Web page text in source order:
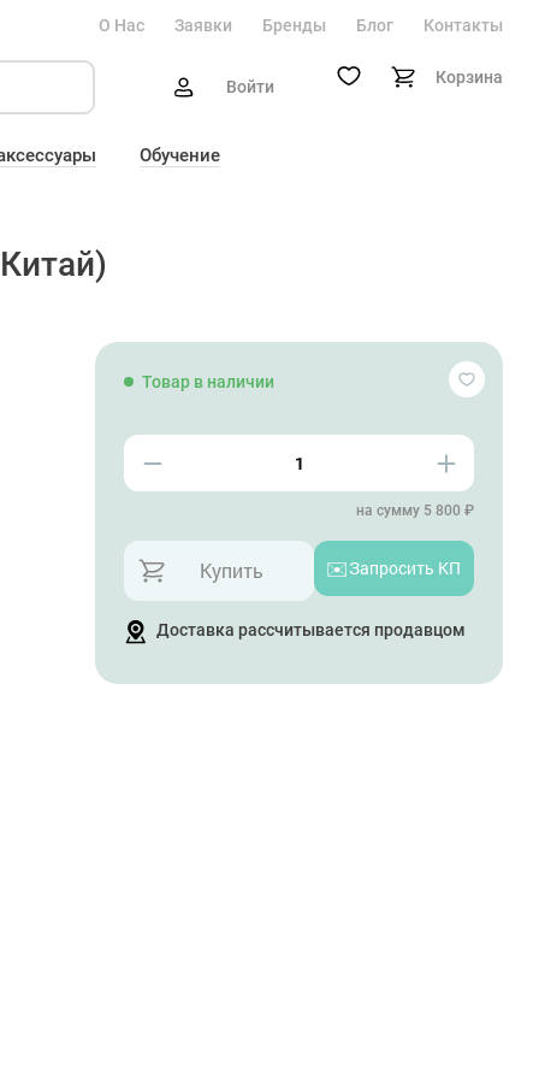
О Нас Заявки Бренды Блог Контакты
Войти Корзина
Обучение
Товар в наличии
на сумму 5 800 ₽
Купить ✉️Запросить КП
Доставка рассчитывается продавцом